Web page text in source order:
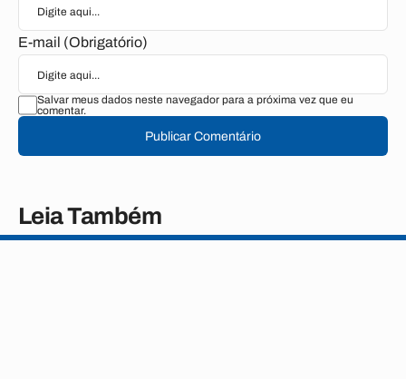
E-mail (Obrigatório)
Salvar meus dados neste navegador para a próxima vez que eu
comentar.
Publicar Comentário
Leia Também